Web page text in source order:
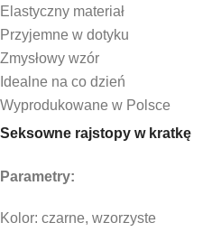
Elastyczny materiał
Przyjemne w dotyku
Zmysłowy wzór
Idealne na co dzień
Wyprodukowane w Polsce
Seksowne rajstopy w kratkę
Parametry:
Kolor: czarne, wzorzyste